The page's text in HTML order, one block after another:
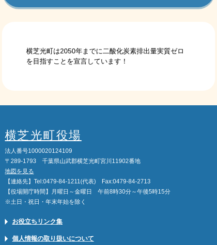
横芝光町は2050年までに二酸化炭素排出量実質ゼロ
を目指すことを宣言しています！
横芝光町役場
法人番号1000020124109
〒289-1793 千葉県山武郡横芝光町宮川11902番地
地図を見る
【連絡先】Tel:0479-84-1211(代表) Fax:0479-84-2713
【役場開庁時間】月曜日～金曜日 午前8時30分～午後5時15分
※土日・祝日・年末年始を除く
お役立ちリンク集
個人情報の取り扱いについて